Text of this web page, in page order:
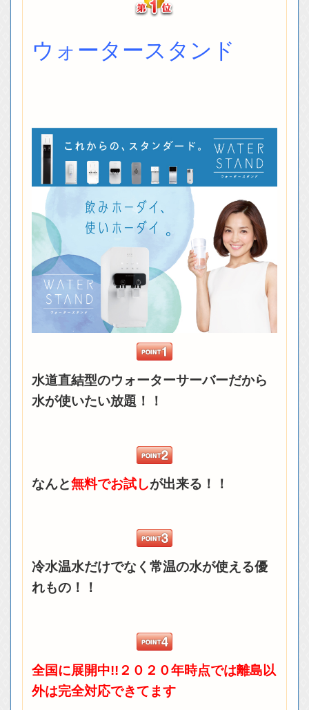
ウォータースタンド
水道直結型のウォーターサーバーだから
水が使いたい放題！！
なんと無料でお試しが出来る！！
冷水温水だけでなく常温の水が使える優
れもの！！
全国に展開中!!２０２０年時点では離島以
外は完全対応できてます